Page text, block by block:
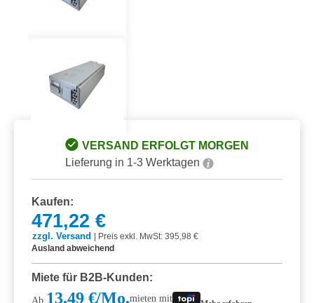
VERSAND ERFOLGT MORGEN
Lieferung in 1-3 Werktagen
Kaufen:
471,22 €
zzgl. Versand
Preis exkl. MwSt: 395,98 €
Ausland abweichend
Miete für B2B-Kunden:
Ab 13,49 €/Mo.mieten mit